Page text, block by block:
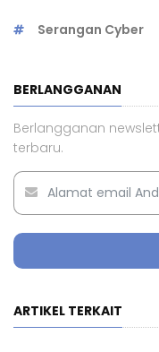
Serangan Cyber
BERLANGGANAN
Berlangganan
terbaru.
ARTIKEL TERKAIT